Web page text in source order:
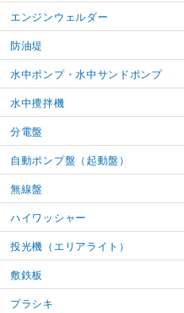
エンジンウェルダー
防油堤
水中ポンプ・水中サンドポンプ
水中攪拌機
分電盤
自動ポンプ盤（起動盤）
無線盤
ハイワッシャー
投光機（エリアライト）
敷鉄板
プラシキ